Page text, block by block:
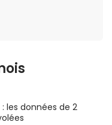
les données de 2